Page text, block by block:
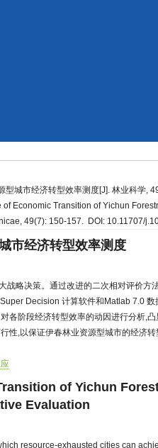
城市经济转型效率测度[J]. 林业科学,
Economic Transition of Yichun
49(7): 150-157. DOI: 10.11707/
市经济转型效率测度
战略决策。通过改进的二次相对评价方
Decision 计算软件和Matlab 7.0
各阶段经济转型效率的动因进行分析,
性,以保证伊春林业资源型城市的经济
of Yichun
Evaluation
resource-exhausted cities can